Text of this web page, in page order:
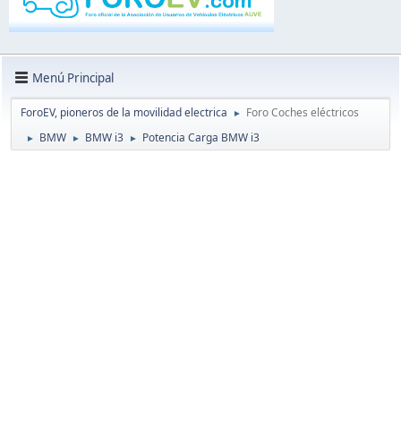
Menú Principal
ForoEV, pioneros de la movilidad electrica ► Foro Coches eléctricos
► BMW ► BMW i3 ► Potencia Carga BMW i3